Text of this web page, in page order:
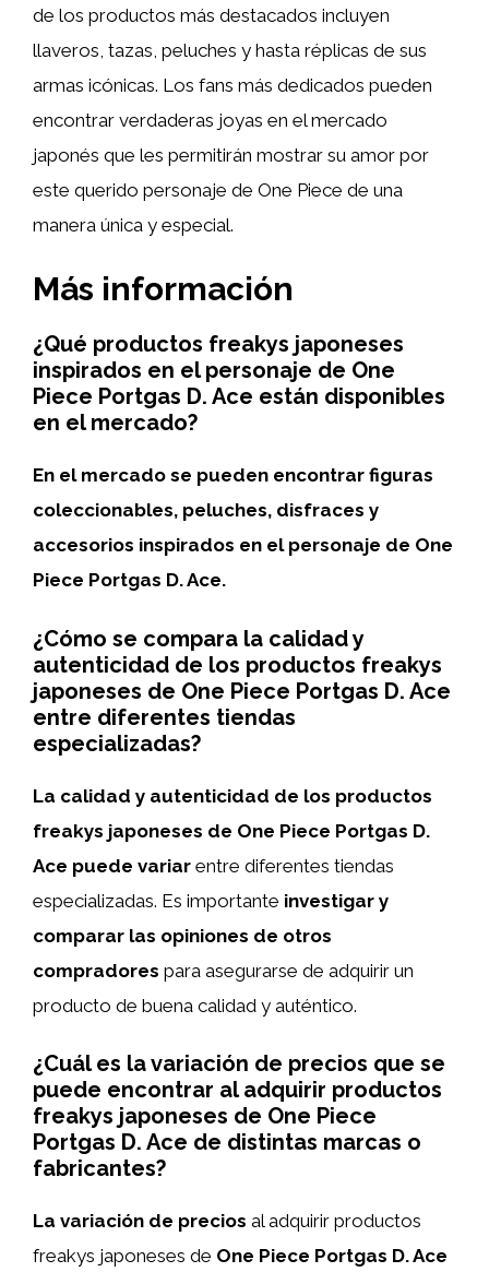
de los productos más destacados incluyen
llaveros, tazas, peluches y hasta réplicas de sus
armas icónicas. Los fans más dedicados pueden
encontrar verdaderas joyas en el mercado
japonés que les permitirán mostrar su amor por
este querido personaje de One Piece de una
manera única y especial.
Más información
¿Qué productos freakys japoneses
inspirados en el personaje de One
Piece Portgas D. Ace están disponibles
en el mercado?
En el mercado se pueden encontrar figuras
coleccionables, peluches, disfraces y
accesorios inspirados en el personaje de One
Piece Portgas D. Ace.
¿Cómo se compara la calidad y
autenticidad de los productos freakys
japoneses de One Piece Portgas D. Ace
entre diferentes tiendas
especializadas?
La calidad y autenticidad de los productos
freakys japoneses de One Piece Portgas D.
Ace puede variar entre diferentes tiendas
especializadas. Es importante investigar y
comparar las opiniones de otros
compradores para asegurarse de adquirir un
producto de buena calidad y auténtico.
¿Cuál es la variación de precios que se
puede encontrar al adquirir productos
freakys japoneses de One Piece
Portgas D. Ace de distintas marcas o
fabricantes?
La variación de precios al adquirir productos
freakys japoneses de One Piece Portgas D. Ace